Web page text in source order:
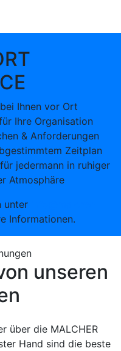
Ihnen vor Ort
Ihre Organisation
& Anforderungen
Zeitplan
für jedermann in ruhiger
Atmosphäre
unter
Informationen.
unseren
über die MALCHER
Hand sind die beste